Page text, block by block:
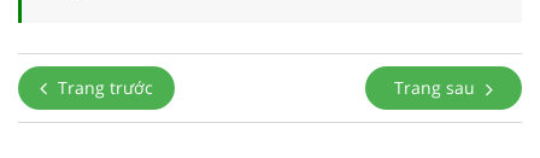
Trang trước Trang sau